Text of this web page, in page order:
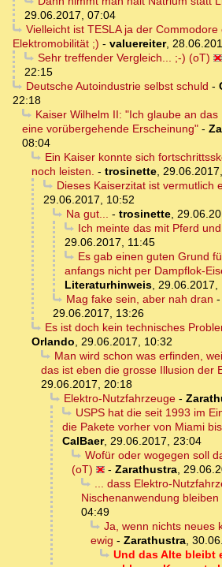
29.06.2017, 07:04
Vielleicht ist TESLA ja der Commodore
Elektromobilität ;) - valuereiter,
Sehr treffender Vergleich... ;-) (oT)
22:15
Deutsche Autoindustrie selbst schuld -
22:18
Kaiser Wilhelm II: "Ich glaube an
eine vorübergehende Erscheinung" -
08:04
Ein Kaiser konnte sich
noch leisten. - trosinette,
Dieses Kaiserzitat ist vermutlich
29.06.2017, 10:52
Na gut... - trosinette,
Ich meinte das mit Pferd
29.06.2017, 11:45
Es gab einen guten Grund
anfangs nicht per Dampflok-
Literaturhinweis, 29.06.2017,
Mag fake sein, aber nah dran -
29.06.2017, 13:26
Es ist doch kein technisches
Orlando, 29.06.2017, 10:32
Man wird schon was erfinden,
das ist eben die grosse Illusion der
29.06.2017, 20:18
Elektro-Nutzfahrzeuge-
USPS hat die seit 1993 im
die Pakete vorher von Miami
CalBaer, 29.06.2017, 23:04
Wofür oder wogegen soll
(oT)
- Zarathustra,
... dass Elektro-
Nischenanwendung bleiben
04:49
Ja, wenn nichts neues
ewig - Zarathustra,
Und das Alte bleibt